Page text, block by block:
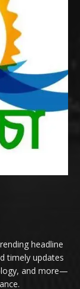
headline
timely updates
and more—